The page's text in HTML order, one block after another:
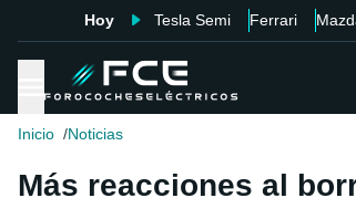
Hoy Tesla Semi Ferrari
Inicio Noticias
Más reacciones al